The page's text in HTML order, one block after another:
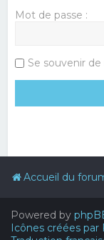
Mot de passe :
Se souvenir
Accueil du
Powered by
Icônes créées par